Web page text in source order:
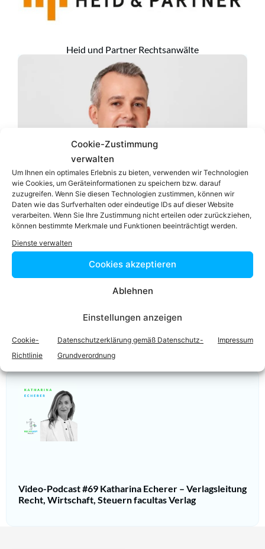
Cookie-Zustimmung
verwalten
Um Ihnen ein optimales Erlebnis zu bieten, verwenden wir Technologien
wie Cookies, um Geräteinformationen zu speichern bzw. darauf
zuzugreifen. Wenn Sie diesen Technologien zustimmen, können wir
Daten wie das Surfverhalten oder eindeutige IDs auf dieser Website
verarbeiten. Wenn Sie Ihre Zustimmung nicht erteilen oder zurückziehen,
können bestimmte Merkmale und Funktionen beeinträchtigt werden.
Dienste verwalten
Cookies akzeptieren
Ablehnen
Einstellungen anzeigen
Cookie-
Richtlinie
Datenschutzerklärung gemäß Datenschutz-
Grundverordnung
Impressum
Heid und Partner Rechtsanwälte
Zum Profil
Podcast
Video-Podcast #69 Katharina Echerer – Verlagsleitung
Recht, Wirtschaft, Steuern facultas Verlag